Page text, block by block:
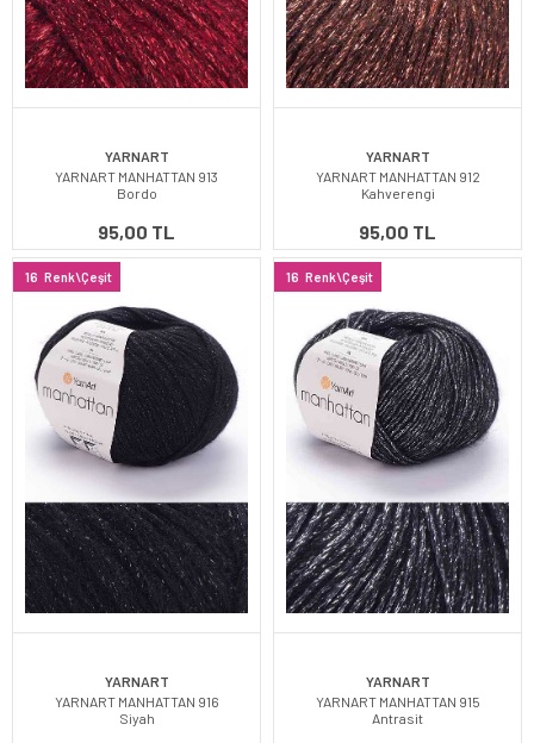
YARNART
YARNART MANHATTAN 913
Bordo
95,00 TL
YARNART
YARNART MANHATTAN 912
Kahverengi
95,00 TL
16 Renk\Çeşit
YARNART
YARNART MANHATTAN 916
Siyah
16 Renk\Çeşit
YARNART
YARNART MANHATTAN 915
Antrasit